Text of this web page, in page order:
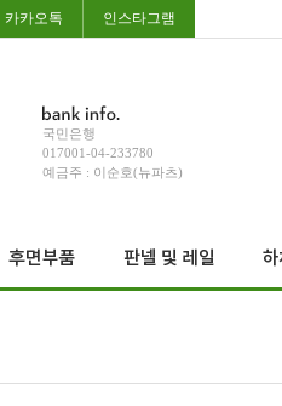
카카오톡 인스타그램
국민은행
017001-04-233780
예금주 : 이순호(뉴파츠)